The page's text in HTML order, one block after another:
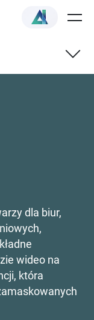
dla biur,
wideo na
która